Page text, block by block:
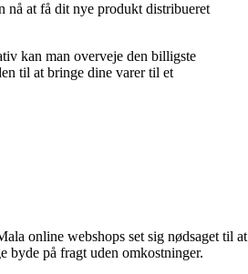
nå at få dit nye produkt distribueret
kan man overveje den billigste
til at bringe dine varer til et
online webshops set sig nødsaget til at
byde på fragt uden omkostninger.